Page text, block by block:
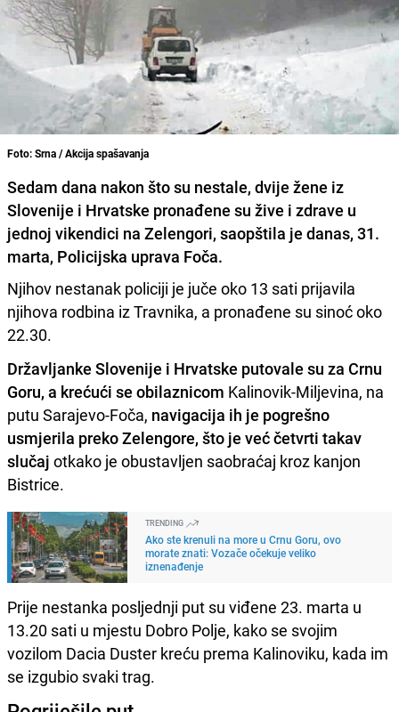
Foto: Srna / Akcija spašavanja
Sedam dana nakon što su nestale, dvije žene iz
Slovenije i Hrvatske pronađene su žive i zdrave u
jednoj vikendici na Zelengori, saopštila je danas, 31.
marta, Policijska uprava Foča.
Njihov nestanak policiji je juče oko 13 sati prijavila
njihova rodbina iz Travnika, a pronađene su sinoć oko
22.30.
Državljanke Slovenije i Hrvatske putovale su za Crnu
Goru, a krećući se obilaznicom Kalinovik-Miljevina, na
putu Sarajevo-Foča, navigacija ih je pogrešno
usmjerila preko Zelengore, što je već četvrti takav
slučaj otkako je obustavljen saobraćaj kroz kanjon
Bistrice.
TRENDING
Ako ste krenuli na more u Crnu Goru, ovo
morate znati: Vozače očekuje veliko
iznenađenje
Prije nestanka posljednji put su viđene 23. marta u
13.20 sati u mjestu Dobro Polje, kako se svojim
vozilom Dacia Duster kreću prema Kalinoviku, kada im
se izgubio svaki trag.